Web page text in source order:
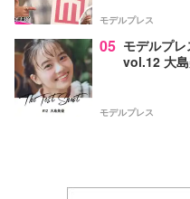
モデルプレス
05 モデルプ
vol.12 大
モデルプレス